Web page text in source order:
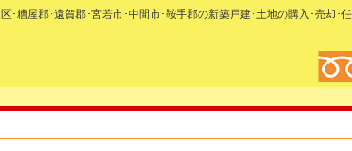
･糟屋郡･遠賀郡･宮若市･中間市･鞍手郡の新築戸建･土地の購入･売却･